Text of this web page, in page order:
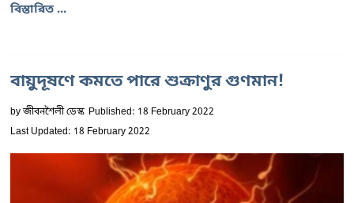
বিস্তারিত ...
বায়ুদূষণে কমতে পারে শুক্রাণুর গুণমান!
byজীবনশৈলী ডেস্ক Published: 18 February 2022
Last Updated: 18 February 2022